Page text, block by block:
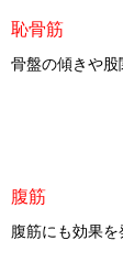
恥骨筋
骨盤の傾きや股
腹筋
腹筋にも効果を